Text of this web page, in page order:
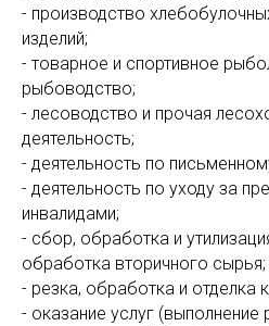
- производство
изделий;
- товарное и спортивное
рыбоводство;
- лесоводство и прочая
деятельность;
- деятельность по
- деятельность по уходу за
инвалидами;
- сбор, обработка и
обработка вторичного сырья;
- резка, обработка и отделка
- оказание услуг